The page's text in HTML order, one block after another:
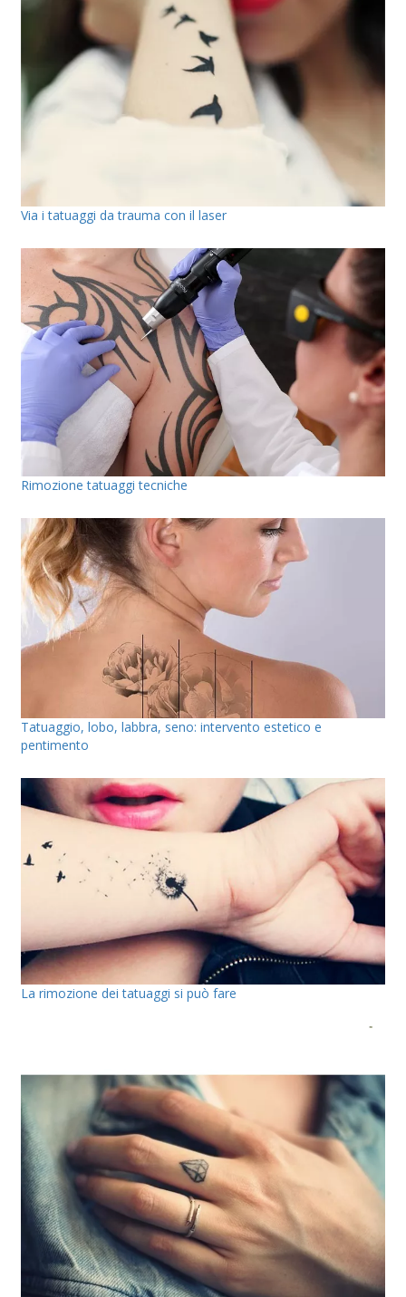
Via i tatuaggi da trauma con il laser
Rimozione tatuaggi tecniche
Tatuaggio, lobo, labbra, seno: intervento estetico e
pentimento
La rimozione dei tatuaggi si può fare